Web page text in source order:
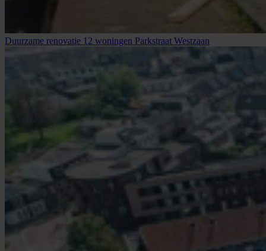
Duurzame renovatie 12 woningen Parkstraat Westzaan